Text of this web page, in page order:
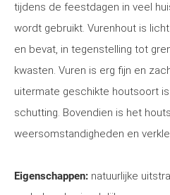
tijdens de feestdagen in veel
wordt gebruikt. Vurenhout is
en bevat, in tegenstelling tot
kwasten. Vuren is erg fijn en
uitermate geschikte houtsoort
schutting. Bovendien is het
weersomstandigheden en
Eigenschappen: natuurlijke